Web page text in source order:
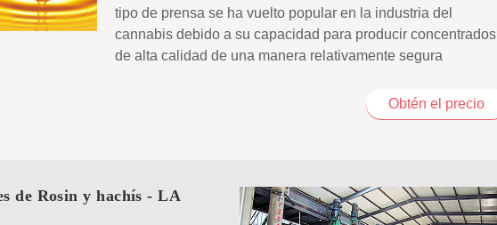
tipo de prensa se ha vuelto popular en la industria del
cannabis debido a su capacidad para producir concentrados
de alta calidad de una manera relativamente segura
Obtén el precio
de Rosin y hachís - LA